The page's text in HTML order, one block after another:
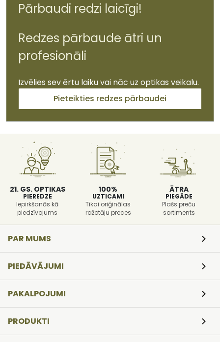
Pārbaudi redzi laicīgi!
Redzes pārbaude ātri un
profesionāli
Izvēlies sev ērtu laiku vai nāc uz optikas veikalu.
Pieteikties redzes pārbaudei
21. GS. OPTIKAS
PIEREDZE
Iepirkšanās kā
piedzīvojums
100%
UZTICAMI
Tikai oriģinālas
ražotāju preces
ĀTRA
PIEGĀDE
Plašs preču
sortiments
PAR MUMS
PIEDĀVĀJUMI
PAKALPOJUMI
PRODUKTI